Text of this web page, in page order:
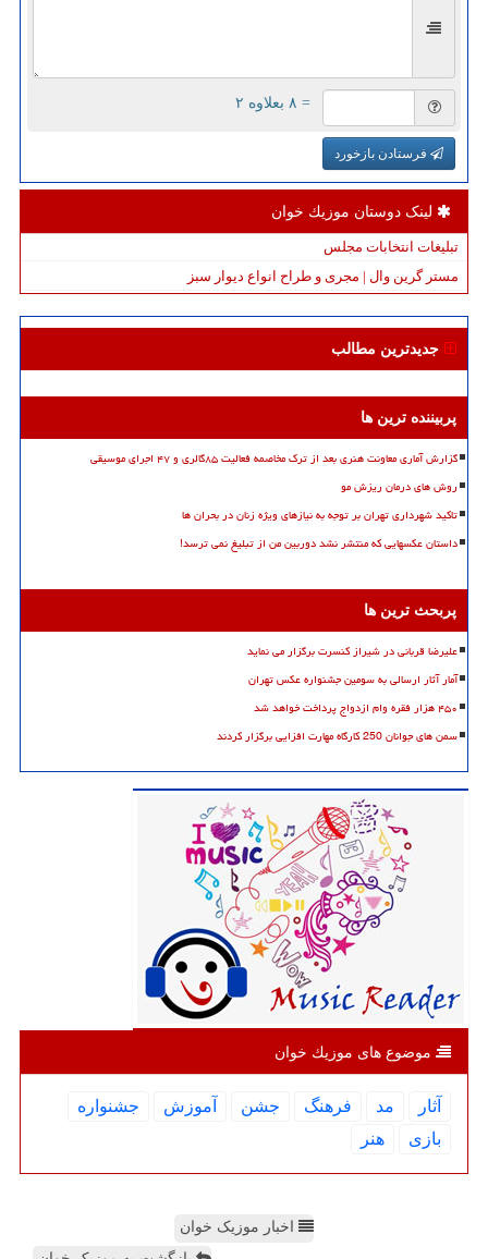
= ۸ بعلاوه ۲
فرستادن بازخورد
لینک دوستان موزیك خوان
تبلیغات انتخابات مجلس
مستر گرین وال | مجری و طراح انواع دیوار سبز
جدیدترین مطالب
پربیننده ترین ها
گزارش آماری معاونت هنری بعد از ترک مخاصمه فعالیت ۸۵گالری و ۴۷ اجرای موسیقی
روش های درمان ریزش مو
تاکید شهرداری تهران بر توجه به نیازهای ویژه زنان در بحران ها
داستان عکسهایی که منتشر نشد دوربین من از تبلیغ نمی ترسد!
پربحث ترین ها
علیرضا قربانی در شیراز کنسرت برگزار می نماید
آمار آثار ارسالی به سومین جشنواره عکس تهران
۴۵۰ هزار فقره وام ازدواج پرداخت خواهد شد
سمن های جوانان 250 کارگاه مهارت افزایی برگزار کردند
موضوع های موزیك خوان
آثار مد فرهنگ جشن آموزش
جشنواره
بازی
هنر
اخبار موزیک خوان